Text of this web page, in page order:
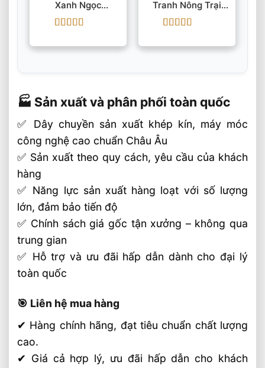
Xanh Ngọc
175x65cm Dày
9mm Cao Cấp
hạng55 sao
Tranh Nông Trại
60x60cm Dày
10mm
hạng55 sao
🏭 Sản xuất và phân phối toàn quốc
✅ Dây chuyền sản xuất khép kín, máy móc
công nghệ cao chuẩn Châu Âu
✅ Sản xuất theo quy cách, yêu cầu của khách
hàng
✅ Năng lực sản xuất hàng loạt với số lượng
lớn, đảm bảo tiến độ
✅ Chính sách giá gốc tận xưởng – không qua
trung gian
✅ Hỗ trợ và ưu đãi hấp dẫn dành cho đại lý
toàn quốc
🎯 Liên hệ mua hàng
✔ Hàng chính hãng, đạt tiêu chuẩn chất lượng
cao.
✔ Giá cả hợp lý, ưu đãi hấp dẫn cho khách